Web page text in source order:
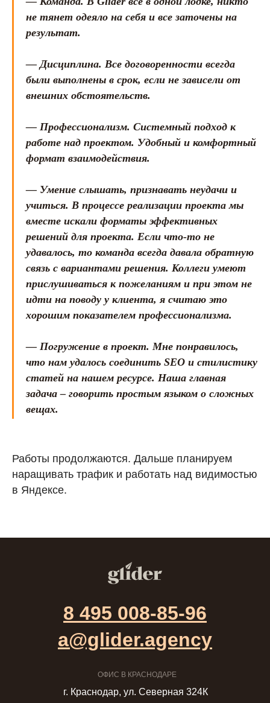
не тянет одеяло на себя и все заточены на
результат.
— Дисциплина. Все договоренности всегда
были выполнены в срок, если не зависели от
внешних обстоятельств.
— Профессионализм. Системный подход к
работе над проектом. Удобный и комфортный
формат взаимодействия.
— Умение слышать, признавать неудачи и
учиться. В процессе реализации проекта мы
вместе искали форматы эффективных
решений для проекта. Если что-то не
удавалось, то команда всегда давала обратную
связь с вариантами решения. Коллеги умеют
прислушиваться к пожеланиям и при этом не
идти на поводу у клиента, я считаю это
хорошим показателем профессионализма.
— Погружение в проект. Мне понравилось,
что нам удалось соединить SEO и стилистику
статей на нашем ресурсе. Наша главная
задача – говорить простым языком о сложных
вещах.
Работы продолжаются. Дальше планируем
наращивать трафик и работать над видимостью
в Яндексе.
8 495 008-85-96
ОФИС В КРАСНОДАРЕ
г. Краснодар, ул. Северная 324К
a@glider.agency